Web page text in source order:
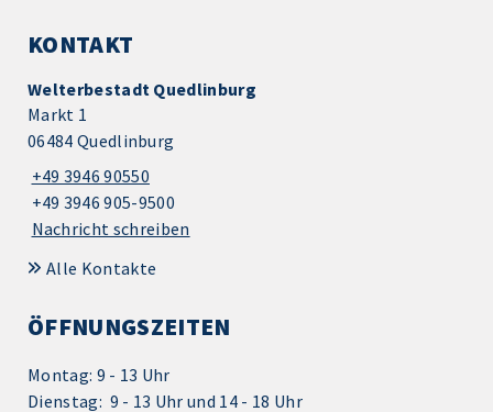
KONTAKT
Welterbestadt Quedlinburg
Markt 1
06484 Quedlinburg
+49 3946 90550
+49 3946 905-9500
Nachricht schreiben
Alle Kontakte
ÖFFNUNGSZEITEN
Montag: 9 - 13 Uhr
Dienstag: 9 - 13 Uhr und 14 - 18 Uhr